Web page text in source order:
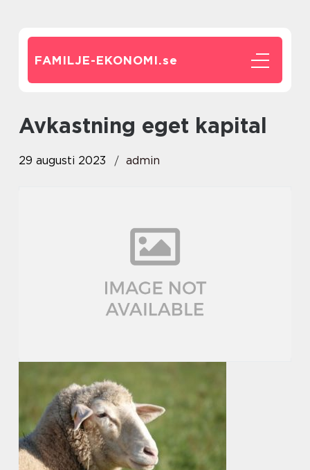
FAMILJE-EKONOMI.se
avkastning eget kapital
29 augusti 2023 admin